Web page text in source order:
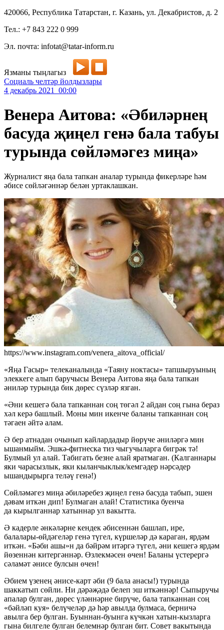
420066, Республика Татарстан, г. Казань, ул. Декабристов, д. 2
Тел.: +7 843 222 0 999
Эл. почта: infotat@tatar-inform.ru
Язманы тыңлагыз
Социаль челтәр йолдызлары
4 декабрь 2021 00:00
Венера Аитова: «Әбиләрнең
басуда җиңел генә бала табуы
турында сөйләмәгез миңа»
Журналист яңа бала тапкан аналар турында фикерләре һәм
әбисе сөйләгәннәр белән уртаклашкан.
https://www.instagram.com/venera_aitova_official/
«Яңа Гасыр» телеканалында «Таяну ноктасы» тапшыруының
элеккеге алып баручысы Венера Аитова яңа бала тапкан
әниләр турында бик дөрес сүзләр язган.
«Әни кешегә бала тапканнан соң төгәл 2 айдан соң гына бераз
хәл керә башлый. Моны мин икенче баланы тапканнан соң
тәгаен әйтә алам.
Ә бер атнадан очынып кайлардадыр йөрүче әниләргә мин
ышанмыйм. Эшкә-фитнеска тиз чыгучыларга бигрәк тә!
Булмый ул алай. Табигать безне алай яратмаган. (Калганнары
яки чарасызлык, яки кыланчыклык/кемгәдер нәрсәдер
ышандырырга теләү генә!)
Сөйләмәгез миңа әбиләребез җиңел генә басуда табып, эшен
дәвам иткән дип! Булмаган алай! Статистика буенча
да кырылганнар хатыннар ул вакытта.
Ә кадерле әнкәләрне кендек әбисеннән башлап, ире,
балалары-өйдәгеләр генә түгел, күршеләр дә караган, ярдәм
иткән. «Бәби ашы»н да бәйрәм итәргә түгел, әни кешегә ярдәм
йөзеннән китергәннәр. Өзлекмәсен өчен! Баланы үстерергә
сәламәт әнисе булсын өчен!
Әбием үзенең әнисе-карт әби (9 бала анасы!) турында
шаккатып сөйли. Ни дәрәҗәдә белеп эш иткәннәр! Сыпыручы
апалар булган, дөрес үләннәрне бирүче, бала тапканнан соң
«бәйләп куя» белүчеләр дә һәр авылда булмаса, берничә
авылга бер булган. Буыннан-буынга күчкән хатын-кызларга
гына билгеле булган белемнәр булган бит. Совет вакытында